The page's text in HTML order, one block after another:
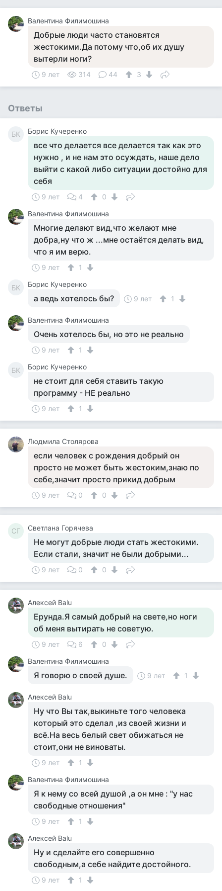
Валентина Филимошина
Добрые люди часто становятся
жестокими.Да потому что,об их душу
вытерли ноги?
9 лет 314 44 3
Ответы
БК Борис Кучеренко
все что делается все делается так как это
нужно , и не нам это осуждать, наше дело
выйти с какой либо ситуации достойно для
себя
9 лет 4
0
Валентина Филимошина
Многие делают вид,что желают мне
добра,ну что ж ...мне остаётся делать вид,
что я им верю.
9 лет 1
БК Борис Кучеренко
а ведь хотелось бы? 9 лет 1
Валентина Филимошина
Очень хотелось бы, но это не реально
9 лет 1
БК Борис Кучеренко
не стоит для себя ставить такую
программу - НЕ реально
9 лет 1
Людмила Столярова
если человек с рождения добрый он
просто не может быть жестоким,знаю по
себе,значит просто прикид добрым
9 лет 0 0
СГ Светлана Горячева
Не могут добрые люди стать жестокими.
Если стали, значит не были добрыми...
9 лет 0 0
Алексей Balu
Ерунда.Я самый добрый на свете,но ноги
об меня вытирать не советую.
9 лет 6
0
Валентина Филимошина
Я говорю о своей душе. 9 лет 1
Алексей Balu
Ну что Вы так,выкиньте того человека
который это сделал ,из своей жизни и
всё.На весь белый свет обижаться не
стоит,они не виноваты.
9 лет
1
Валентина Филимошина
Я к нему со всей душой ,а он мне : "у нас
свободные отношения"
9 лет
1
Алексей Balu
Ну и сделайте его совершенно
свободным,а себе найдите достойного.
9 лет 1